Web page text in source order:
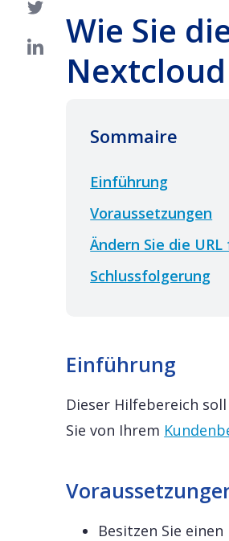
Wie Sie
Sommaire
Einführung
Voraussetzungen
Ändern Sie die
Schlussfolgerung
Einführung
Dieser Hilfebereich
Sie von Ihrem
Besitzen Sie